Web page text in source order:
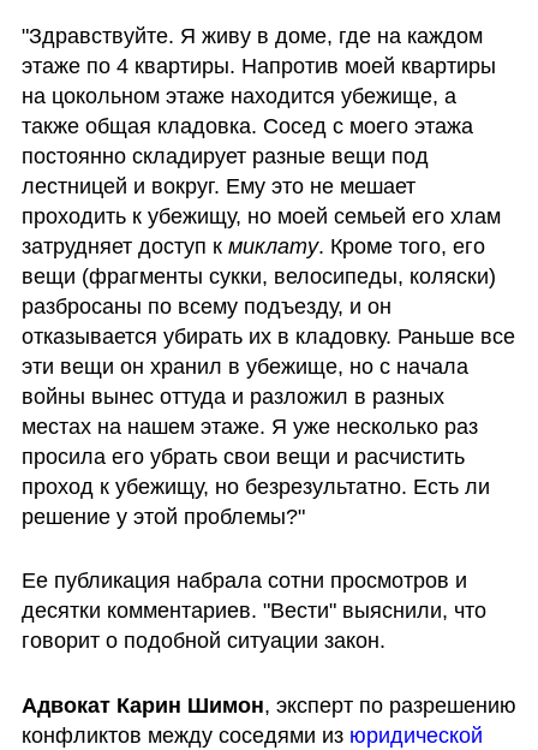
"Здравствуйте. Я живу в доме, где на каждом
этаже по 4 квартиры. Напротив моей квартиры
на цокольном этаже находится убежище, а
также общая кладовка. Сосед с моего этажа
постоянно складирует разные вещи под
лестницей и вокруг. Ему это не мешает
проходить к убежищу, но моей семьей его хлам
затрудняет доступ к миклату. Кроме того, его
вещи (фрагменты сукки, велосипеды, коляски)
разбросаны по всему подъезду, и он
отказывается убирать их в кладовку. Раньше все
эти вещи он хранил в убежище, но с начала
войны вынес оттуда и разложил в разных
местах на нашем этаже. Я уже несколько раз
просила его убрать свои вещи и расчистить
проход к убежищу, но безрезультатно. Есть ли
решение у этой проблемы?"
Ее публикация набрала сотни просмотров и
десятки комментариев. "Вести" выяснили, что
говорит о подобной ситуации закон.
Адвокат Карин Шимон, эксперт по разрешению
конфликтов между соседями из юридической